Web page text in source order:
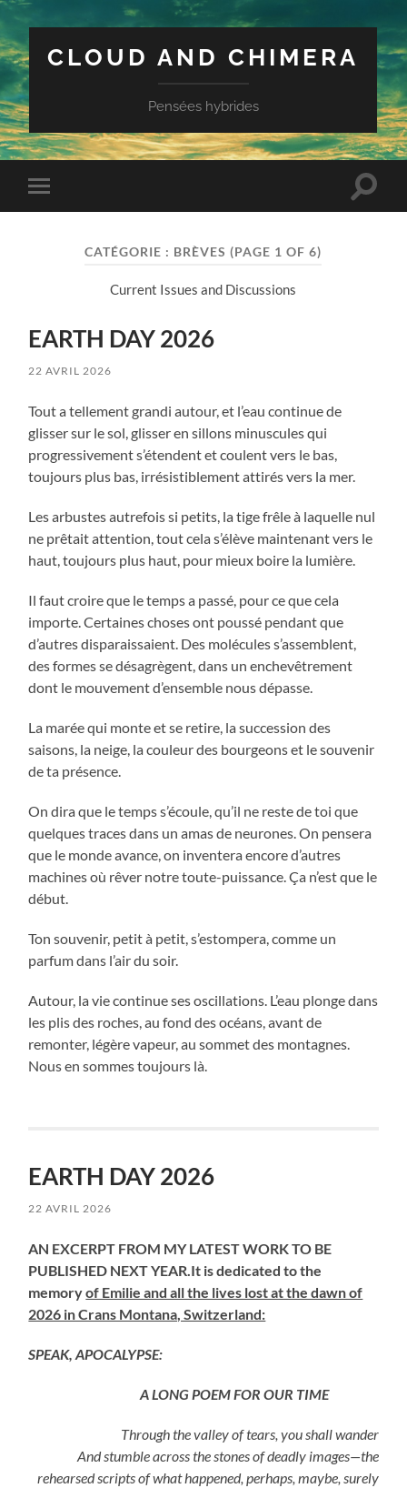
CLOUD AND CHIMERA
Pensées hybrides
Toggle
mobile
Toggle
CATÉGORIE : BRÈVES (PAGE 1 OF 6)
Current Issues and Discussions
EARTH DAY 2026
22 AVRIL 2026
Tout a tellement grandi autour, et l’eau continue de
glisser sur le sol, glisser en sillons minuscules qui
progressivement s’étendent et coulent vers le bas,
toujours plus bas, irrésistiblement attirés vers la mer.
Les arbustes autrefois si petits, la tige frêle à laquelle nul
ne prêtait attention, tout cela s’élève maintenant vers le
haut, toujours plus haut, pour mieux boire la lumière.
Il faut croire que le temps a passé, pour ce que cela
importe. Certaines choses ont poussé pendant que
d’autres disparaissaient. Des molécules s’assemblent,
des formes se désagrègent, dans un enchevêtrement
dont le mouvement d’ensemble nous dépasse.
La marée qui monte et se retire, la succession des
saisons, la neige, la couleur des bourgeons et le souvenir
de ta présence.
On dira que le temps s’écoule, qu’il ne reste de toi que
quelques traces dans un amas de neurones. On pensera
que le monde avance, on inventera encore d’autres
machines où rêver notre toute-puissance. Ça n’est que le
début.
Ton souvenir, petit à petit, s’estompera, comme un
parfum dans l’air du soir.
Autour, la vie continue ses oscillations. L’eau plonge dans
les plis des roches, au fond des océans, avant de
remonter, légère vapeur, au sommet des montagnes.
Nous en sommes toujours là.
EARTH DAY 2026
22 AVRIL 2026
AN EXCERPT FROM MY LATEST WORK TO BE
PUBLISHED NEXT YEAR.It is dedicated to the
memoryof Emilie and all the lives lost at the dawn of
2026 in Crans Montana, Switzerland:
SPEAK, APOCALYPSE:
A LONG POEM FOR OUR TIME
Through the valley of tears, you shall wander
And stumble across the stones of deadly images—the
rehearsed scripts of what happened, perhaps, maybe, surely